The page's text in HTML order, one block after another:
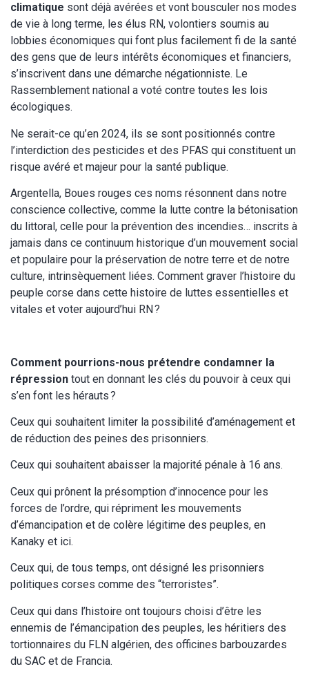
climatique sont déjà avérées et vont bousculer nos modes
de vie à long terme, les élus RN, volontiers soumis au
lobbies économiques qui font plus facilement fi de la santé
des gens que de leurs intérêts économiques et financiers,
s’inscrivent dans une démarche négationniste. Le
Rassemblement national a voté contre toutes les lois
écologiques.
Ne serait-ce qu’en 2024, ils se sont positionnés contre
l’interdiction des pesticides et des PFAS qui constituent un
risque avéré et majeur pour la santé publique.
Argentella, Boues rouges ces noms résonnent dans notre
conscience collective, comme la lutte contre la bétonisation
du littoral, celle pour la prévention des incendies… inscrits à
jamais dans ce continuum historique d’un mouvement social
et populaire pour la préservation de notre terre et de notre
culture, intrinsèquement liées. Comment graver l’histoire du
peuple corse dans cette histoire de luttes essentielles et
vitales et voter aujourd’hui RN ?
Comment pourrions-nous prétendre condamner la
répression tout en donnant les clés du pouvoir à ceux qui
s’en font les hérauts ?
Ceux qui souhaitent limiter la possibilité d’aménagement et
de réduction des peines des prisonniers.
Ceux qui souhaitent abaisser la majorité pénale à 16 ans.
Ceux qui prônent la présomption d’innocence pour les
forces de l’ordre, qui répriment les mouvements
d’émancipation et de colère légitime des peuples, en
Kanaky et ici.
Ceux qui, de tous temps, ont désigné les prisonniers
politiques corses comme des “terroristes”.
Ceux qui dans l’histoire ont toujours choisi d’être les
ennemis de l’émancipation des peuples, les héritiers des
tortionnaires du FLN algérien, des officines barbouzardes
du SAC et de Francia.